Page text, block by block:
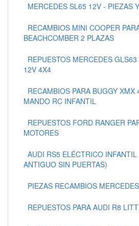
MERCEDES SL65 12V - PIEZAS
RECAMBIOS MINI COOPER
BEACHCOMBER 2 PLAZAS
REPUESTOS MERCEDES
12V 4X4
RECAMBIOS PARA BUGGY XMX
MANDO RC INFANTIL
REPUESTOS FORD RANGER
MOTORES
AUDI RS5 ELÉCTRICO
ANTIGUO SIN PUERTAS)
PIEZAS RECAMBIOS
REPUESTOS PARA AUDI R8